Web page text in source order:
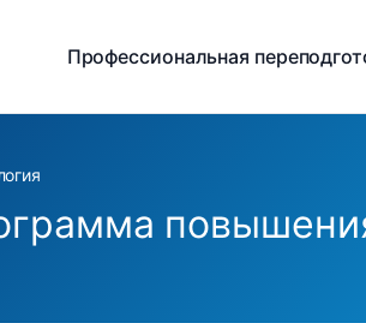
Профессиональная